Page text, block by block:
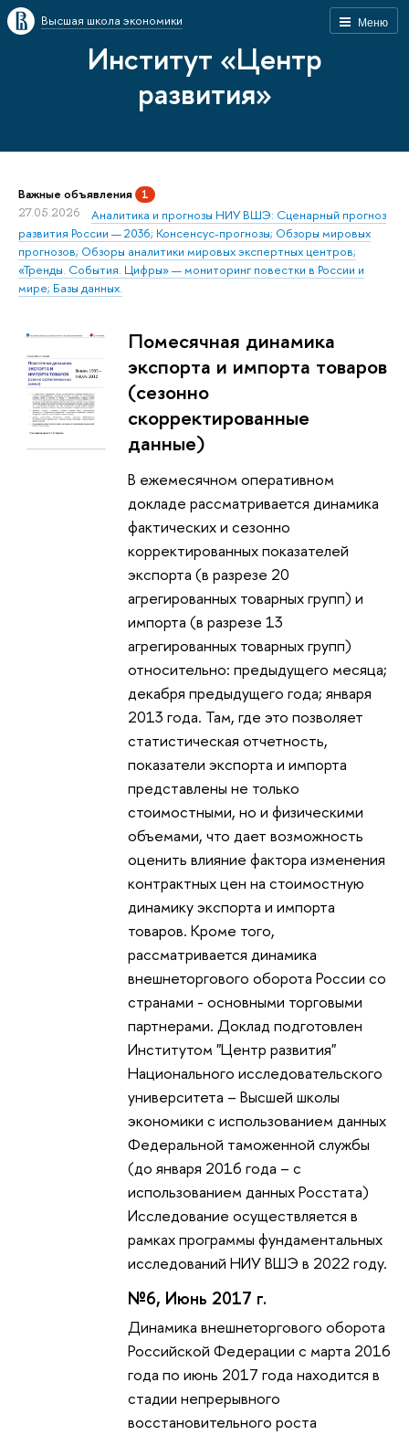
Меню
Высшая школа экономики
Институт «Центр
развития»
Важные объявления 1
27.05.2026
Аналитика и прогнозы НИУ ВШЭ: Сценарный прогноз
развития России — 2036; Консенсус-прогнозы; Обзоры мировых
прогнозов; Обзоры аналитики мировых экспертных центров;
«Тренды. События. Цифры» — мониторинг повестки в России и
мире; Базы данных.
Помесячная динамика
экспорта и импорта товаров
(сезонно
скорректированные
данные)
В ежемесячном оперативном
докладе рассматривается динамика
фактических и сезонно
корректированных показателей
экспорта (в разрезе 20
агрегированных товарных групп) и
импорта (в разрезе 13
агрегированных товарных групп)
относительно: предыдущего месяца;
декабря предыдущего года; января
2013 года. Там, где это позволяет
статистическая отчетность,
показатели экспорта и импорта
представлены не только
стоимостными, но и физическими
объемами, что дает возможность
оценить влияние фактора изменения
контрактных цен на стоимостную
динамику экспорта и импорта
товаров. Кроме того,
рассматривается динамика
внешнеторгового оборота России со
странами - основными торговыми
партнерами. Доклад подготовлен
Институтом "Центр развития"
Национального исследовательского
университета – Высшей школы
экономики с использованием данных
Федеральной таможенной службы
(до января 2016 года – с
использованием данных Росстата)
Исследование осуществляется в
рамках программы фундаментальных
исследований НИУ ВШЭ в 2022 году.
№6, Июнь 2017 г.
Динамика внешнеторгового оборота
Российской Федерации с марта 2016
года по июнь 2017 года находится в
стадии непрерывного
восстановительного роста